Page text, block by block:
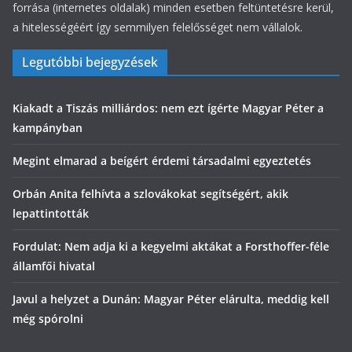
forrása (internetes oldalak) minden esetben feltüntetésre kerül,
a hitelességéért így semmilyen felelősséget nem vállalok.
Legutóbbi bejegyzések
Kiakadt a Tiszás milliárdos: nem ezt ígérte Magyar Péter a
kampányban
Megint elmarad a beígért érdemi társadalmi egyeztetés
Orbán Anita felhívta a szlovákokat segítségért, akik
lepattintották
Fordulat: Nem adja ki a kegyelmi aktákat a Forsthoffer-féle
államfői hivatal
Javul a helyzet a Dunán: Magyar Péter elárulta, meddig kell
még spórolni